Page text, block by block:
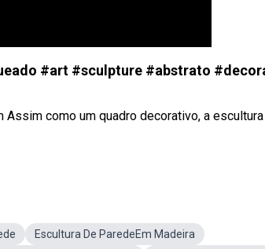
#art #sculpture #abstrato
como um quadro decorativo, a
Escultura De ParedeEm Madeira